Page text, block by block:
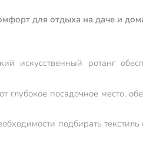
для отдыха на даче и
искусственный ротанг
глубокое посадочное место,
подбирать